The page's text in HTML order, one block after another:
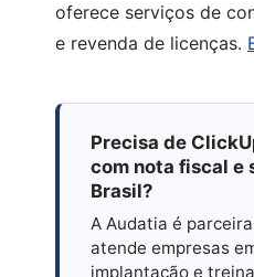
oferece serviços de
e revenda de licenças.
Precisa de
com nota fiscal e
Brasil?
A Audatia é
atende empresas
implantação e